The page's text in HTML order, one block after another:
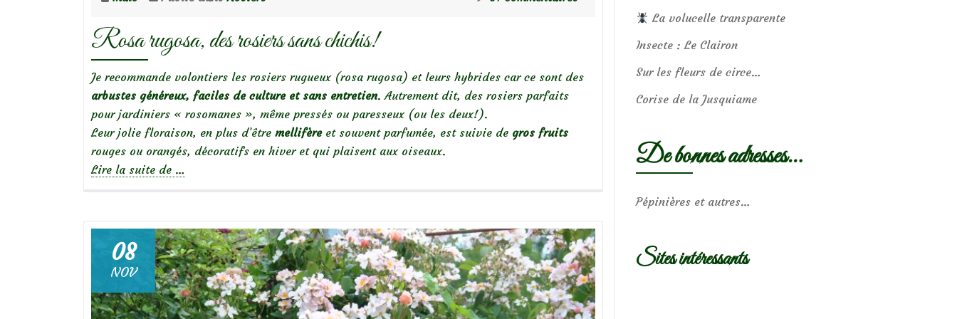
Rosa rugosa, des rosiers sans chichis!
Je recommande volontiers les rosiers rugueux (rosa rugosa) et leurs hybrides car ce sont des
arbustes généreux, faciles de culture et sans entretien. Autrement dit, des rosiers parfaits
pour jardiniers « rosomanes », même pressés ou paresseux (ou les deux!).
Leur jolie floraison, en plus d’être mellifèreet souvent parfumée, est suivie de gros fruits
rouges ou orangés, décoratifs en hiver et qui plaisent aux oiseaux.
Lire la suite de
des
rosiers
sans
chichis!
…
08
NOV
La volucelle transparente
Insecte : Le Clairon
Sur les fleurs de circe…
Corise de la Jusquiame
De bonnes adresses…
Pépinières et autres…
Sites intéressants